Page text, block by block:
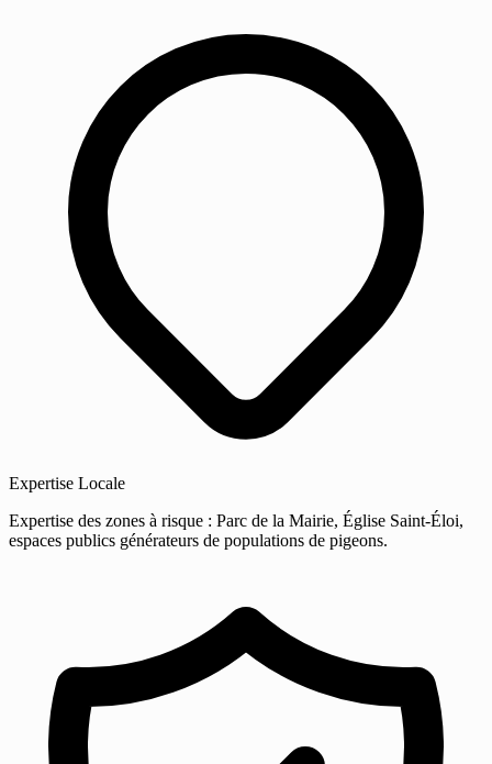
Expertise Locale
Expertise des zones à risque : Parc de la Mairie, Église Saint-Éloi,
espaces publics générateurs de populations de pigeons.